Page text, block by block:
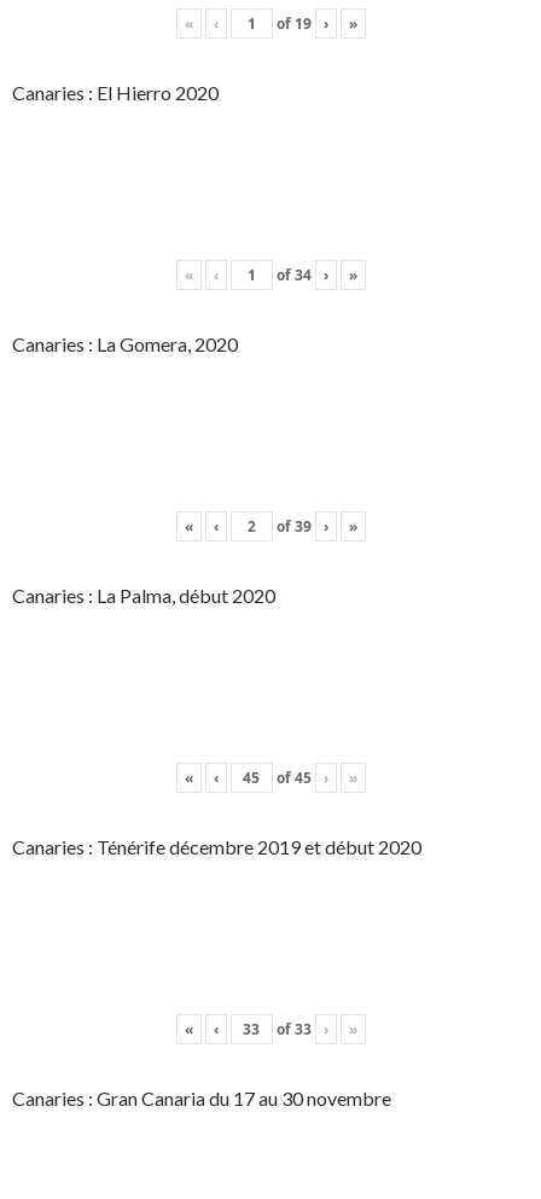
« ‹ of 19 › »
Canaries : El Hierro 2020
« ‹ of34 › »
Canaries : La Gomera, 2020
« ‹ of39 › »
Canaries : La Palma, début 2020
« ‹ of45 › »
Canaries : Ténérife décembre 2019 et début 2020
« ‹ of33 › »
Canaries : Gran Canaria du 17 au 30 novembre